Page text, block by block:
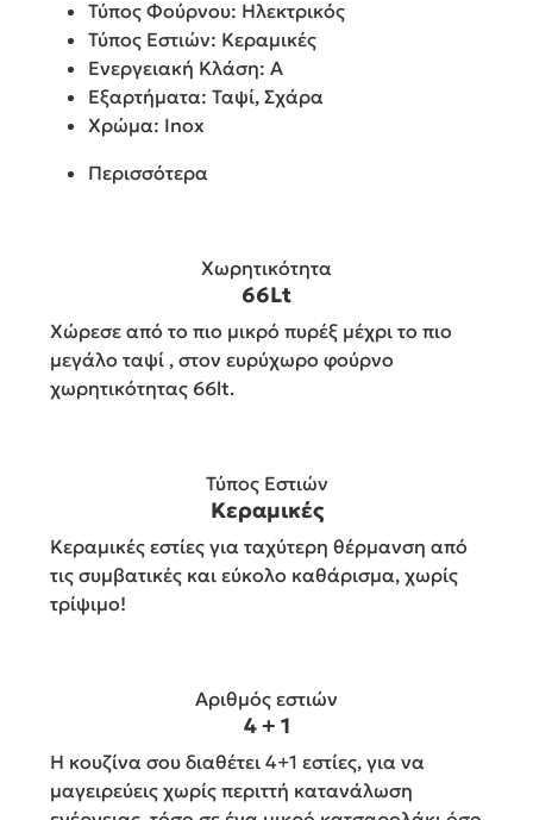
Τύπος Φούρνου: Ηλεκτρικός
Τύπος Εστιών: Κεραμικές
Ενεργειακή Κλάση: A
Εξαρτήματα: Ταψί, Σχάρα
Χρώμα: Inox
Περισσότερα
Χωρητικότητα
66Lt
Χώρεσε από το πιο μικρό πυρέξ μέχρι το πιο
μεγάλο ταψί , στον ευρύχωρο φούρνο
χωρητικότητας 66lt.
Τύπος Εστιών
Κεραμικές
Κεραμικές εστίες για ταχύτερη θέρμανση από
τις συμβατικές και εύκολο καθάρισμα, χωρίς
τρίψιμο!
Αριθμός εστιών
4 + 1
Η κουζίνα σου διαθέτει 4+1 εστίες, για να
μαγειρεύεις χωρίς περιττή κατανάλωση